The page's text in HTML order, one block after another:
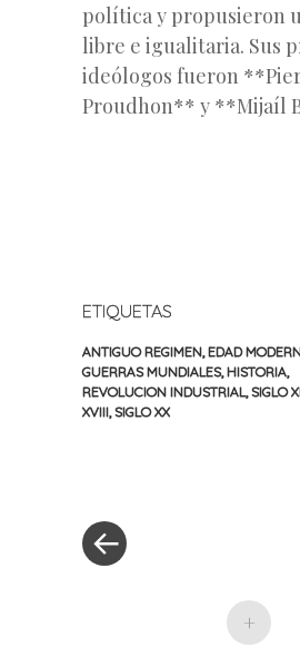
política y propusieron
libre e igualitaria. Sus
ideólogos fueron
Proudhon** y **Mijaíl
ETIQUETAS
ANTIGUO REGIMEN EDAD
GUERRAS MUNDIALES, HISTORIA
REVOLUCION INDUSTRIAL SIGLO
XVIII SIGLO XX
entradas
+